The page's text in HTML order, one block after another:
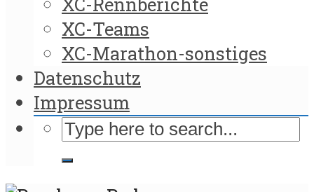
XC-Teams
XC-Marathon-sonstiges
Datenschutz
Impressum